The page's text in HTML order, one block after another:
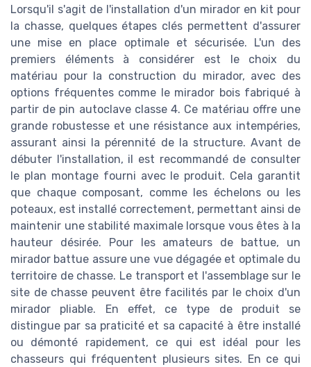
Lorsqu'il s'agit de l'installation d'un mirador en kit pour
la chasse, quelques étapes clés permettent d'assurer
une mise en place optimale et sécurisée. L'un des
premiers éléments à considérer est le choix du
matériau pour la construction du mirador, avec des
options fréquentes comme le mirador bois fabriqué à
partir de pin autoclave classe 4. Ce matériau offre une
grande robustesse et une résistance aux intempéries,
assurant ainsi la pérennité de la structure. Avant de
débuter l'installation, il est recommandé de consulter
le plan montage fourni avec le produit. Cela garantit
que chaque composant, comme les échelons ou les
poteaux, est installé correctement, permettant ainsi de
maintenir une stabilité maximale lorsque vous êtes à la
hauteur désirée. Pour les amateurs de battue, un
mirador battue assure une vue dégagée et optimale du
territoire de chasse. Le transport et l'assemblage sur le
site de chasse peuvent être facilités par le choix d'un
mirador pliable. En effet, ce type de produit se
distingue par sa praticité et sa capacité à être installé
ou démonté rapidement, ce qui est idéal pour les
chasseurs qui fréquentent plusieurs sites. En ce qui